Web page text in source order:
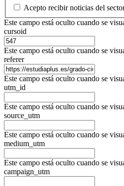
Acepto recibir noticias del
Este campo está oculto cuando se
cursoid
Este campo está oculto cuando se
referer
Este campo está oculto cuando se
utm_id
Este campo está oculto cuando se
source_utm
Este campo está oculto cuando se
medium_utm
Este campo está oculto cuando se
campaign_utm